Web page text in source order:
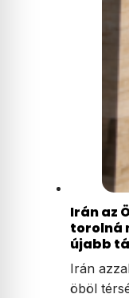
Irán az
torolná
újabb
Irán
öböl